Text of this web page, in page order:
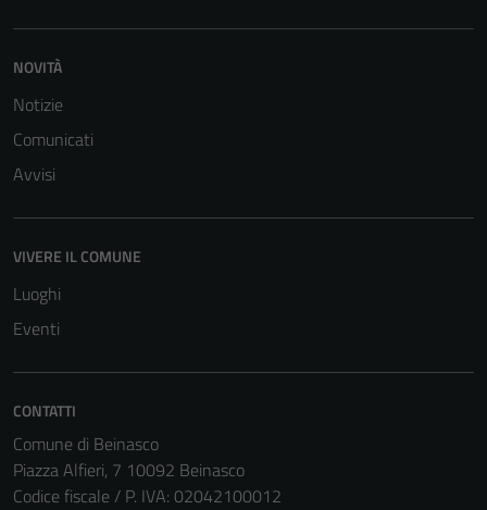
NOVITÀ
Notizie
Comunicati
Avvisi
VIVERE IL COMUNE
Luoghi
Eventi
CONTATTI
Comune di Beinasco
Piazza Alfieri, 7 10092 Beinasco
Codice fiscale / P. IVA: 02042100012
disabilitati.